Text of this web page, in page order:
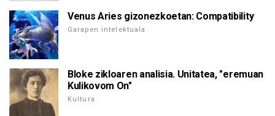
Venus Aries gizonezkoetan: Compatibility
Garapen intelektuala
Bloke zikloaren analisia. Unitatea, "eremuan
Kulikovom On"
Kultura